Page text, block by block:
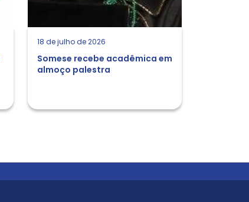
18 de julho de 2026
Somese recebe acadêmica em
almoço palestra